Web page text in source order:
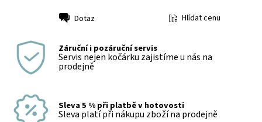
Dotaz Hlídat cenu
Záruční i pozáruční servis
Servis nejen kočárku zajistíme u nás na
prodejně
Sleva 5 % při platbě v hotovosti
Sleva platí při nákupu zboží na prodejně